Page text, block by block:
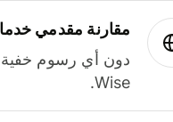
مقارنة مقدمي
دون أي رسوم
Wise.